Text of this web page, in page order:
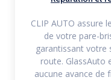
CLIP AUTO assure
de votre pare-
garantissant votre
route. GlassAuto
aucune avance de